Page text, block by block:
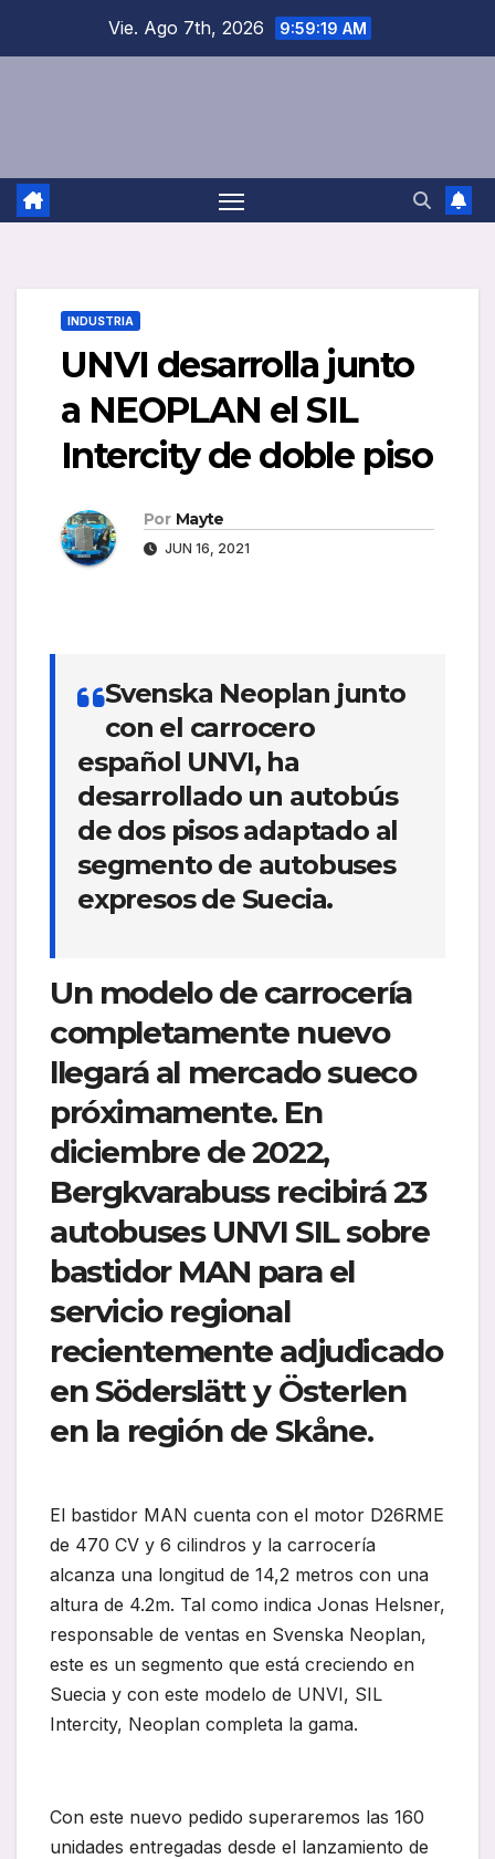
Vie. Ago 7th, 2026 9:59:20 AM
INDUSTRIA
UNVI desarrolla junto
a NEOPLAN el SIL
Intercity de doble piso
Por Mayte
JUN 16, 2021
Svenska Neoplan junto
con el carrocero
español UNVI, ha
desarrollado un autobús
de dos pisos adaptado al
segmento de autobuses
expresos de Suecia.
Un modelo de carrocería
completamente nuevo
llegará al mercado sueco
próximamente. En
diciembre de 2022,
Bergkvarabuss recibirá 23
autobuses UNVI SIL sobre
bastidor MAN para el
servicio regional
recientemente adjudicado
en Söderslätt y Österlen
en la región de Skåne.
El bastidor MAN cuenta con el motor D26RME
de 470 CV y 6 cilindros y la carrocería
alcanza una longitud de 14,2 metros con una
altura de 4.2m. Tal como indica Jonas Helsner,
responsable de ventas en Svenska Neoplan,
este es un segmento que está creciendo en
Suecia y con este modelo de UNVI, SIL
Intercity, Neoplan completa la gama.
Con este nuevo pedido superaremos las 160
unidades entregadas desde el lanzamiento de